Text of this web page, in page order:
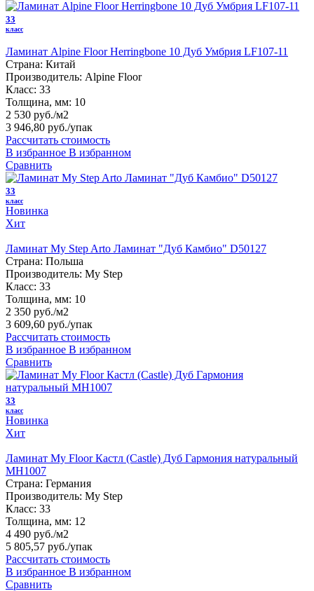
33
класс
Ламинат Alpine Floor Herringbone 10 Дуб Умбрия LF107-11
Страна: Китай
Производитель: Alpine Floor
Класс: 33
Толщина, мм: 10
2 530 руб./м2
3 946,80 руб./упак
Рассчитать стоимость
В избранное В избранном
Сравнить
33
класс
Новинка
Хит
Ламинат My Step Arto Ламинат "Дуб Камбио" D50127
Страна: Польша
Производитель: My Step
Класс: 33
Толщина, мм: 10
2 350 руб./м2
3 609,60 руб./упак
Рассчитать стоимость
В избранное В избранном
Сравнить
33
класс
Новинка
Хит
Ламинат My Floor Кастл (Castle) Дуб Гармония натуральный
MH1007
Страна: Германия
Производитель: My Step
Класс: 33
Толщина, мм: 12
4 490 руб./м2
5 805,57 руб./упак
Рассчитать стоимость
В избранное В избранном
Сравнить